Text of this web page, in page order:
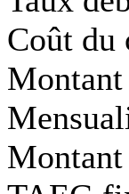
Coût du